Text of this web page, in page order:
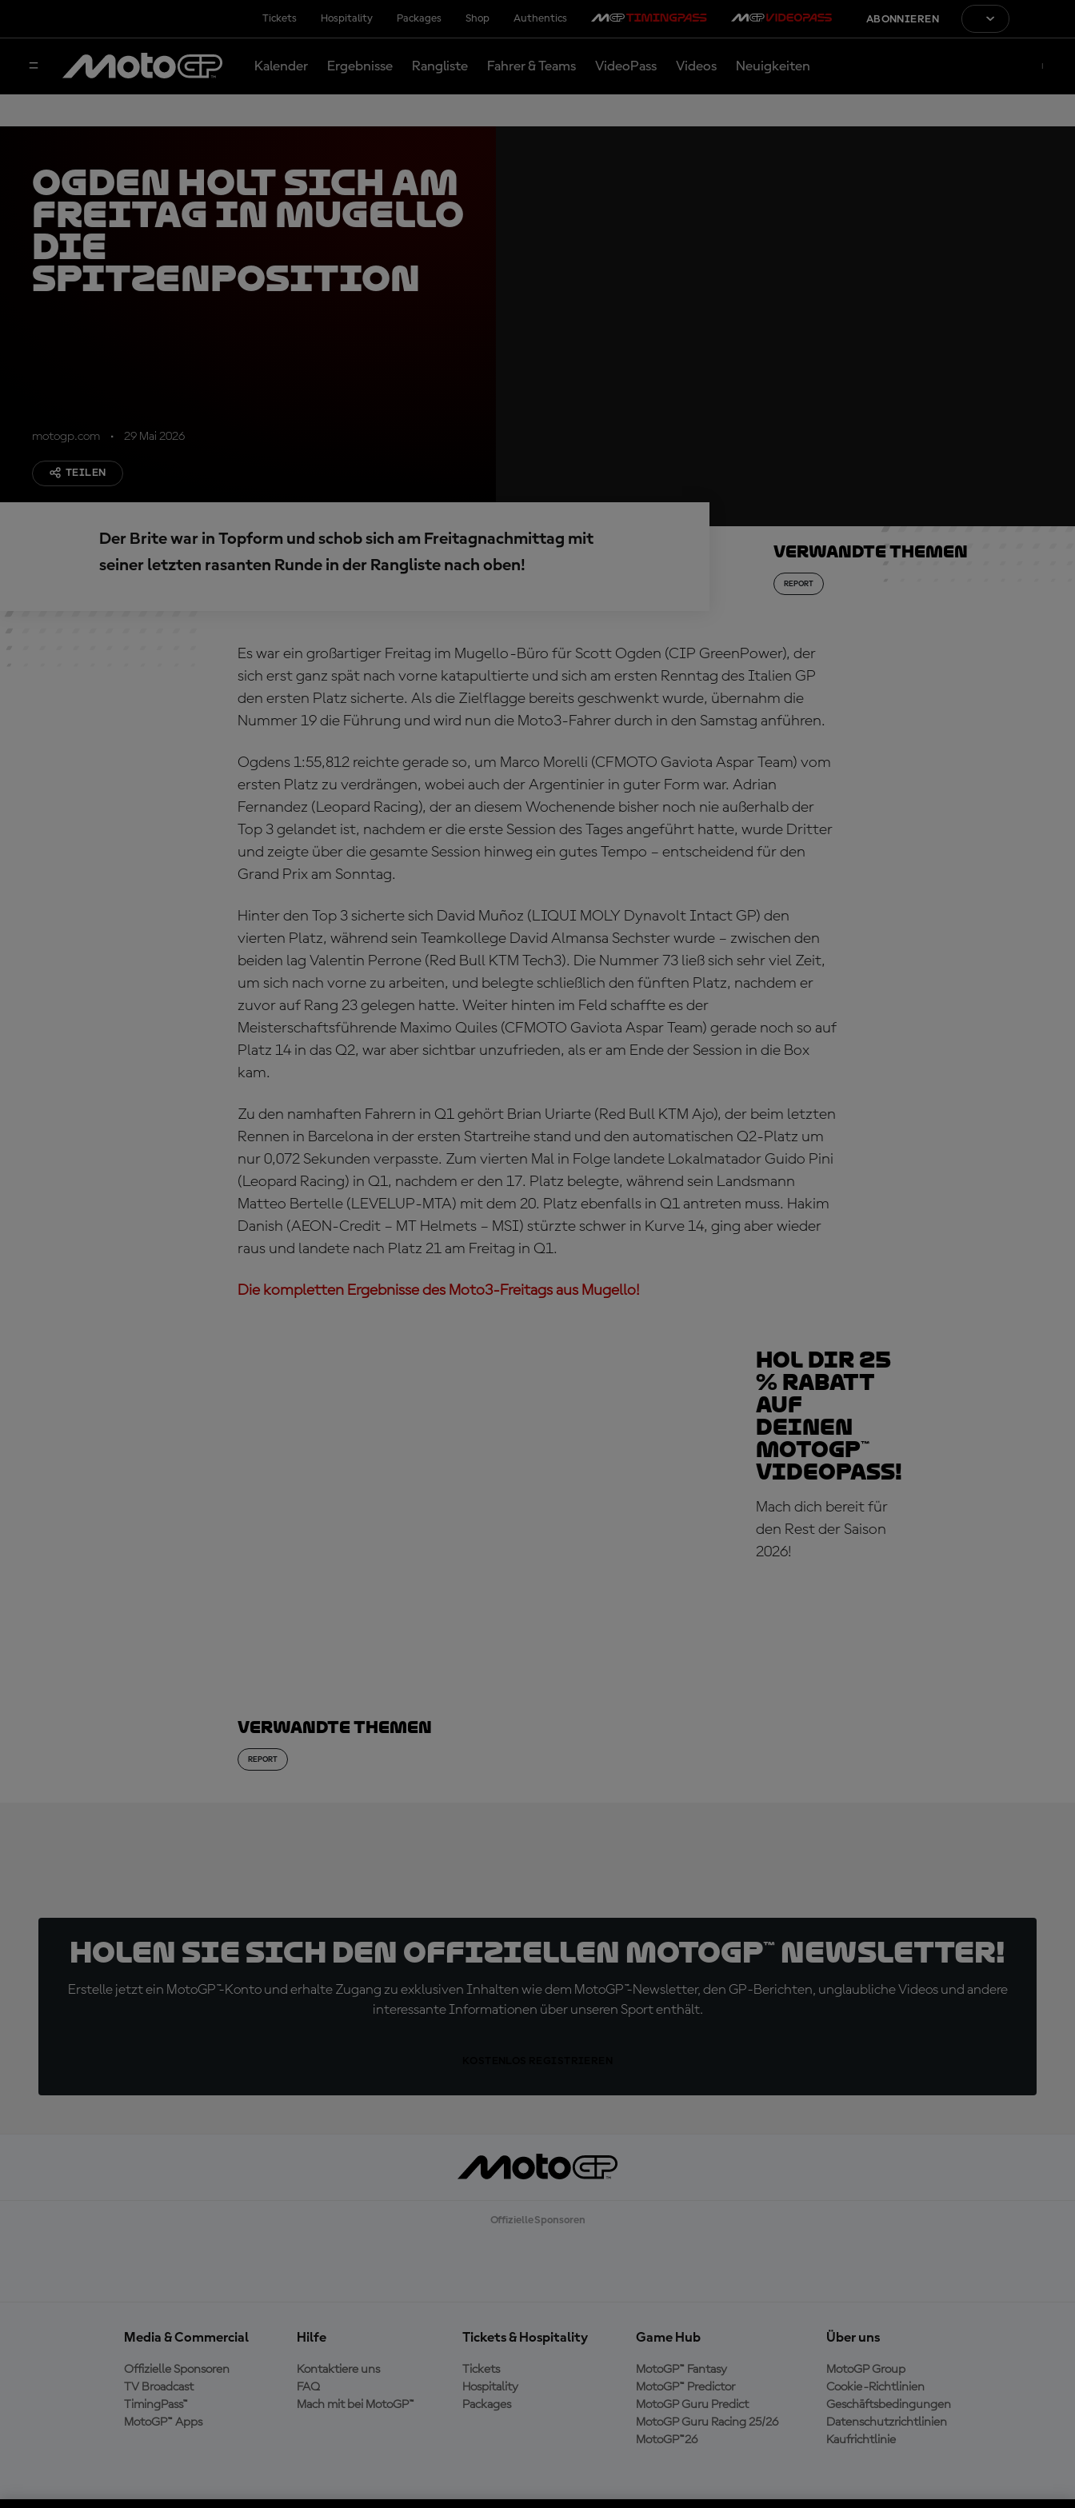
Tickets Hospitality Packages Shop Authentics ABONNIEREN
Kalender Ergebnisse Rangliste Fahrer & Teams VideoPass Videos Neuigkeiten
Ogden holt sich am
Freitag in Mugello
die
Spitzenposition
motogp.com 29 Mai 2026
TEILEN
Der Brite war in Topform und schob sich am Freitagnachmittag mit
seiner letzten rasanten Runde in der Rangliste nach oben!
Verwandte Themen
REPORT
Es war ein großartiger Freitag im Mugello-Büro für Scott Ogden (CIP GreenPower), der
sich erst ganz spät nach vorne katapultierte und sich am ersten Renntag des Italien GP
den ersten Platz sicherte. Als die Zielflagge bereits geschwenkt wurde, übernahm die
Nummer 19 die Führung und wird nun die Moto3-Fahrer durch in den Samstag anführen.
Ogdens 1:55,812 reichte gerade so, um Marco Morelli (CFMOTO Gaviota Aspar Team) vom
ersten Platz zu verdrängen, wobei auch der Argentinier in guter Form war. Adrian
Fernandez (Leopard Racing), der an diesem Wochenende bisher noch nie außerhalb der
Top 3 gelandet ist, nachdem er die erste Session des Tages angeführt hatte, wurde Dritter
und zeigte über die gesamte Session hinweg ein gutes Tempo – entscheidend für den
Grand Prix am Sonntag.
Hinter den Top 3 sicherte sich David Muñoz (LIQUI MOLY Dynavolt Intact GP) den
vierten Platz, während sein Teamkollege David Almansa Sechster wurde – zwischen den
beiden lag Valentin Perrone (Red Bull KTM Tech3). Die Nummer 73 ließ sich sehr viel Zeit,
um sich nach vorne zu arbeiten, und belegte schließlich den fünften Platz, nachdem er
zuvor auf Rang 23 gelegen hatte. Weiter hinten im Feld schaffte es der
Meisterschaftsführende Maximo Quiles (CFMOTO Gaviota Aspar Team) gerade noch so auf
Platz 14 in das Q2, war aber sichtbar unzufrieden, als er am Ende der Session in die Box
kam.
Zu den namhaften Fahrern in Q1 gehört Brian Uriarte (Red Bull KTM Ajo), der beim letzten
Rennen in Barcelona in der ersten Startreihe stand und den automatischen Q2-Platz um
nur 0,072 Sekunden verpasste. Zum vierten Mal in Folge landete Lokalmatador Guido Pini
(Leopard Racing) in Q1, nachdem er den 17. Platz belegte, während sein Landsmann
Matteo Bertelle (LEVELUP-MTA) mit dem 20. Platz ebenfalls in Q1 antreten muss. Hakim
Danish (AEON-Credit – MT Helmets – MSI) stürzte schwer in Kurve 14, ging aber wieder
raus und landete nach Platz 21 am Freitag in Q1.
Die kompletten Ergebnisse des Moto3-Freitags aus Mugello!
Hol dir 25
% Rabatt
auf
deinen
MotoGP™
VideoPass!
Mach dich bereit für
den Rest der Saison
2026!
Verwandte Themen
REPORT
Holen Sie sich den offiziellen MotoGP™ Newsletter!
Erstelle jetzt ein MotoGP™-Konto und erhalte Zugang zu exklusiven Inhalten wie dem MotoGP™-Newsletter, den GP-Berichten, unglaubliche Videos und andere
interessante Informationen über unseren Sport enthält.
Offizielle Sponsoren
Media & Commercial
Offizielle Sponsoren
TV Broadcast
TimingPass™
MotoGP™ Apps
Hilfe
Kontaktiere uns
FAQ
Mach mit bei MotoGP™
Tickets & Hospitality
Tickets
Hospitality
Packages
Game Hub
MotoGP™ Fantasy
MotoGP™ Predictor
MotoGP Guru Predict
MotoGP Guru Racing 25/26
MotoGP™26
Über uns
MotoGP Group
Cookie-Richtlinien
Geschäftsbedingungen
Datenschutzrichtlinien
Kaufrichtlinie